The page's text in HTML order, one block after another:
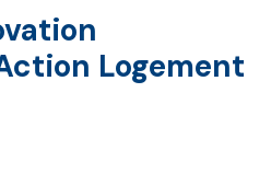
Logement